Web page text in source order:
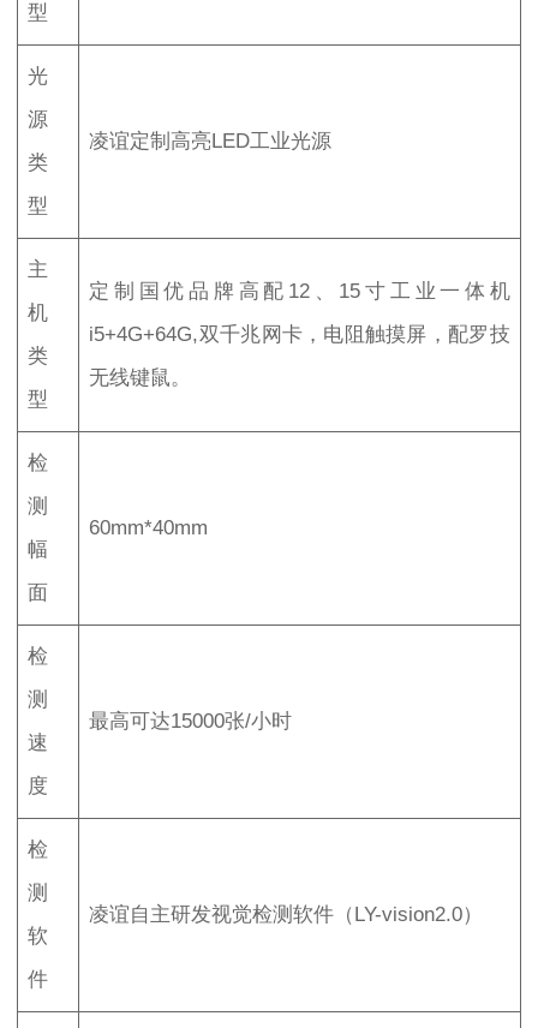
型
光
源
类
型
凌谊定制高亮LED工业光源
主
机
类
型
定制国优品牌高配12、15寸工业一体机
i5+4G+64G,双千兆网卡，电阻触摸屏，配罗技
无线键鼠。
检
测
幅
面
60mm*40mm
检
测
速
度
最高可达15000张/小时
检
测
软
件
凌谊自主研发视觉检测软件（LY-vision2.0）